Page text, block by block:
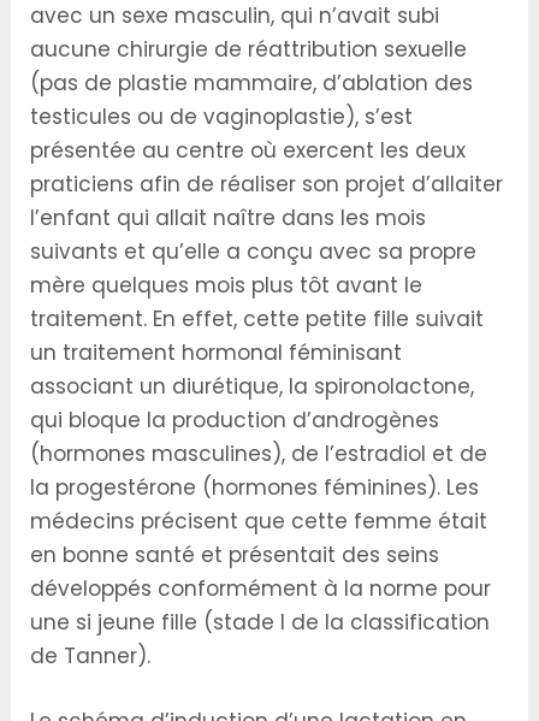
avec un sexe masculin, qui n’avait subi
aucune chirurgie de réattribution sexuelle
(pas de plastie mammaire, d’ablation des
testicules ou de vaginoplastie), s’est
présentée au centre où exercent les deux
praticiens afin de réaliser son projet d’allaiter
l’enfant qui allait naître dans les mois
suivants et qu’elle a conçu avec sa propre
mère quelques mois plus tôt avant le
traitement. En effet, cette petite fille suivait
un traitement hormonal féminisant
associant un diurétique, la spironolactone,
qui bloque la production d’androgènes
(hormones masculines), de l’estradiol et de
la progestérone (hormones féminines). Les
médecins précisent que cette femme était
en bonne santé et présentait des seins
développés conformément à la norme pour
une si jeune fille (stade I de la classification
de Tanner).